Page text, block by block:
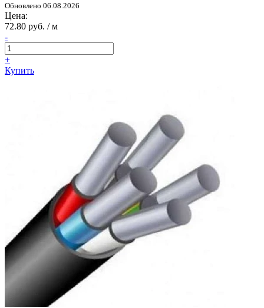
Обновлено 06.08.2026
Цена:
72.80 руб. / м
-
+
Купить